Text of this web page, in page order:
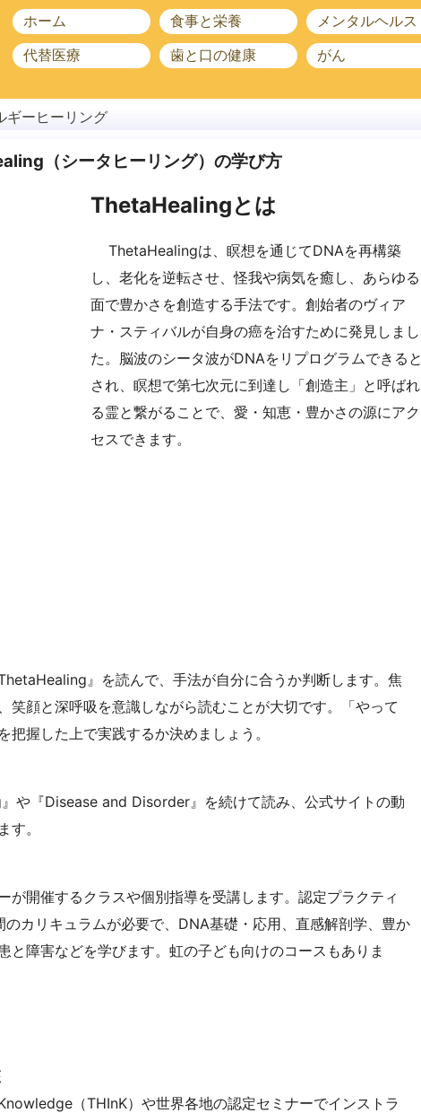
ホーム 食事と栄養 メンタルヘルス
代替医療
歯と口の健康 がん
ギーヒーリング
（シータヒーリング）の学び方
ThetaHealingとは
ThetaHealingは、瞑想を通じてDNAを再構築
し、老化を逆転させ、怪我や病気を癒し、あらゆる
面で豊かさを創造する手法です。創始者のヴィア
ナ・スティバルが自身の癌を治すために発見しまし
た。脳波のシータ波がDNAをリプログラムできると
され、瞑想で第七次元に到達し「創造主」と呼ばれ
る霊と繋がることで、愛・知恵・豊かさの源にアク
セスできます。
』を読んで、手法が自分に合うか判断します。焦
笑顔と深呼吸を意識しながら読むことが大切です。「やって
把握した上で実践するか決めましょう。
や『Disease and Disorder』を続けて読み、公式サイトの動
す。
が開催するクラスや個別指導を受講します。認定プラクティ
カリキュラムが必要で、DNA基礎・応用、直感解剖学、豊か
と障害などを学びます。虹の子ども向けのコースもありま
（THInK）や世界各地の認定セミナーでインストラ